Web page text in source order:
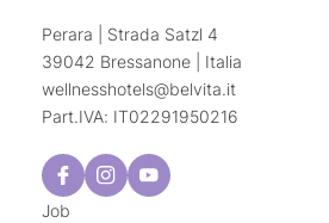
Perara | Strada Satzl 4
39042 Bressanone | Italia
wellnesshotels@belvita.it
Part.IVA: IT02291950216
Job